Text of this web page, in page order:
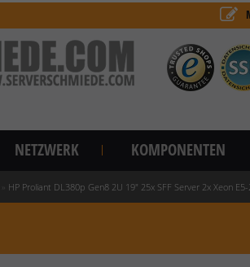
NETZWERK KOMPONENTEN
HP Proliant DL380p Gen8 2U 19" 25x SFF Server 2x Xeon